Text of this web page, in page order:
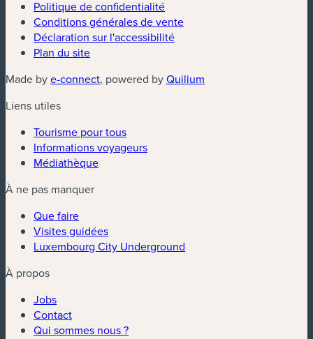
Politique de confidentialité
Conditions générales de vente
Déclaration sur l'accessibilité
Plan du site
Made bye-connect(nouvelle fenêtre)
, powered byQuilium
Liens utiles
Tourisme pour tous
Informations voyageurs
Médiathèque
À ne pas manquer
Que faire
Visites guidées
Luxembourg City Underground
À propos
Jobs
Contact
Qui sommes nous ?